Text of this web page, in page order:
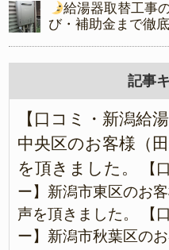
給湯器取替工事
び・補助金まで徹
記事
【口コミ・新潟給
中央区のお客様（
を頂きました。
【
ー】新潟市東区のお
声を頂きました。
【
ー】新潟市秋葉区の